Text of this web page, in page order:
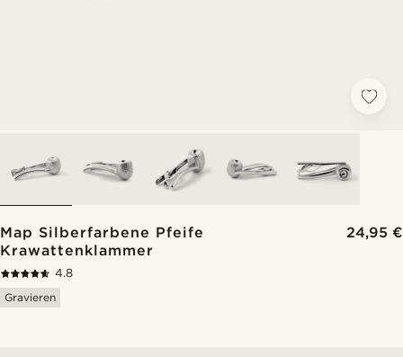
Map Silberfarbene Pfeife
Krawattenklammer
24,95 €
4.8
Gravieren